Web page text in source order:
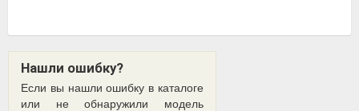
Нашли ошибку?
Если вы нашли ошибку в каталоге
или не обнаружили модель